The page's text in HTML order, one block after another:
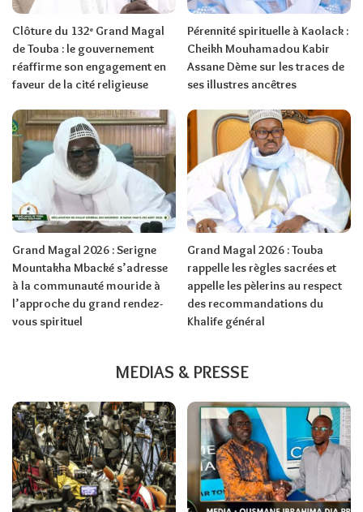
Clôture du 132ᵉ Grand Magal
de Touba : le gouvernement
réaffirme son engagement en
faveur de la cité religieuse
Pérennité spirituelle à Kaolack :
Cheikh Mouhamadou Kabir
Assane Dème sur les traces de
ses illustres ancêtres
Grand Magal 2026 : Serigne
Mountakha Mbacké s’adresse
à la communauté mouride à
l’approche du grand rendez-
vous spirituel
Grand Magal 2026 : Touba
rappelle les règles sacrées et
appelle les pèlerins au respect
des recommandations du
Khalife général
MEDIAS & PRESSE